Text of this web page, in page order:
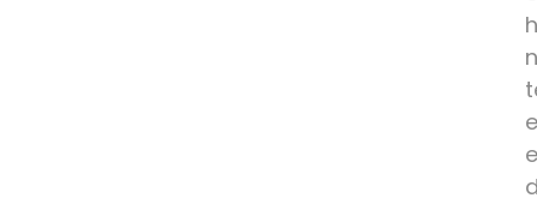
e